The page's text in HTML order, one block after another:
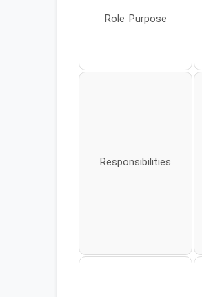
Role Purpose
Responsibilities